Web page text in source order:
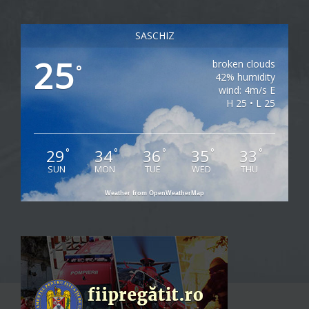
SASCHIZ
25°
broken clouds
42% humidity
wind: 4m/s E
H 25 • L 25
29°
SUN
34°
MON
36°
TUE
35 °
WED
33 °
THU
Weather from OpenWeatherMap